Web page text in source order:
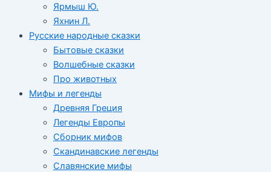
Ярмыш Ю.
Яхнин Л.
Русские народные сказки
Бытовые сказки
Волшебные сказки
Про животных
Мифы и легенды
Древняя Греция
Легенды Европы
Сборник мифов
Скандинавские легенды
Славянские мифы